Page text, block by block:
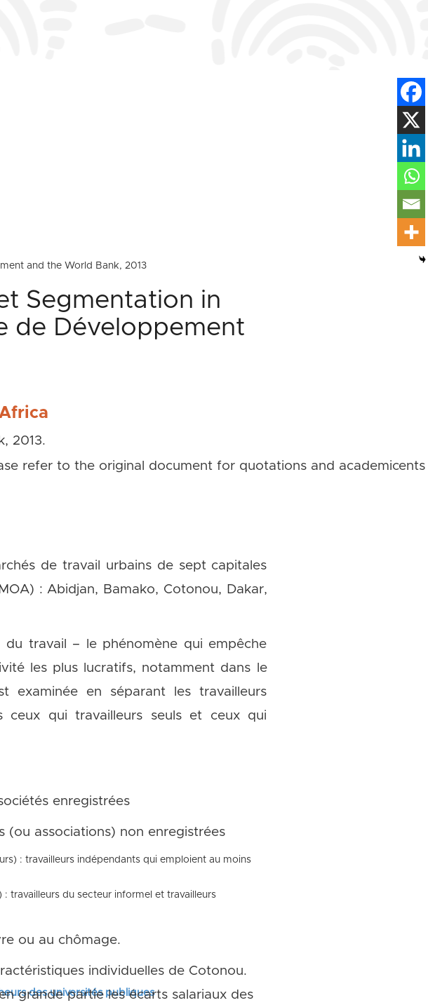
des universités publiques
and the World Bank, 2013
Segmentation in
de Développement
2013.
de travail urbains de sept capitales
: Abidjan, Bamako, Cotonou, Dakar,
travail – le phénomène qui empêche
les plus lucratifs, notamment dans le
examinée en séparant les travailleurs
ceux qui travailleurs seuls et ceux qui
enregistrées
(ou associations) non enregistrées
: travailleurs indépendants qui emploient au moins
travailleurs du secteur informel et travailleurs
ou au chômage.
individuelles de Cotonou.
grande partie les écarts salariaux des
sont pas reprises. Merci de toujours vous référer aux documents
refer to the original document for quotations and academic